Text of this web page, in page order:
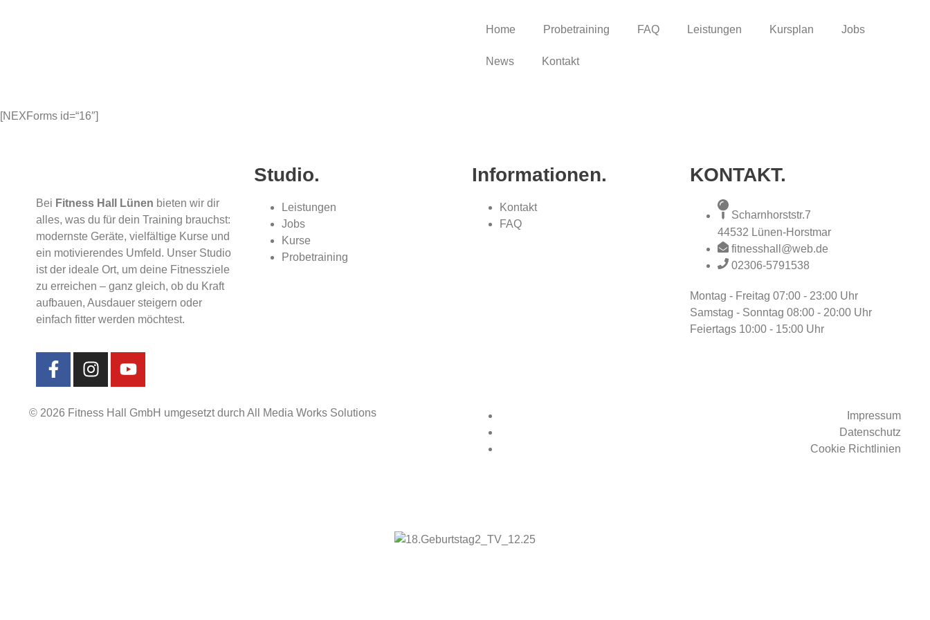
Home Probetraining FAQ Leistungen Kursplan Jobs
News Kontakt
[NEXForms id=“16″]
Bei Fitness Hall Lünen bieten wir dir
alles, was du für dein Training brauchst:
modernste Geräte, vielfältige Kurse und
ein motivierendes Umfeld. Unser Studio
ist der ideale Ort, um deine Fitnessziele
zu erreichen – ganz gleich, ob du Kraft
aufbauen, Ausdauer steigern oder
einfach fitter werden möchtest.
Studio.
Leistungen
Jobs
Kurse
Probetraining
Informationen.
Kontakt
FAQ
KONTAKT.
Scharnhorststr.7
44532 Lünen-Horstmar
fitnesshall@web.de
02306-5791538
Montag - Freitag 07:00 - 23:00 Uhr
Samstag - Sonntag 08:00 - 20:00 Uhr
Feiertags 10:00 - 15:00 Uhr
© 2026 Fitness Hall GmbH umgesetzt durch All Media Works Solutions
Impressum
Datenschutz
Cookie Richtlinien